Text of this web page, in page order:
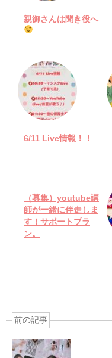
親御さんは聞き役へ
6/11 Live情報！！
（募集）youtube講
師が一緒に伴走しま
す！サポートプラ
ン。
前の記事